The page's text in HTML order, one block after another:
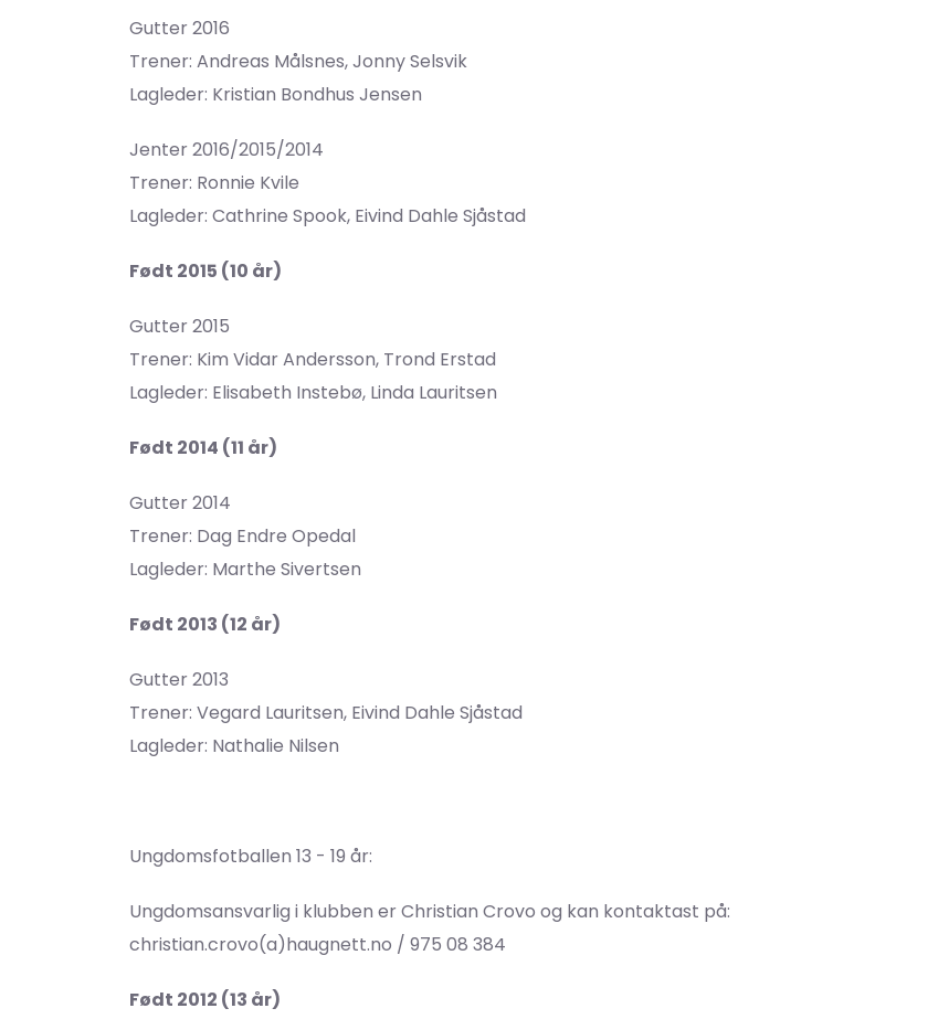
Gutter 2016
Trener: Andreas Målsnes, Jonny Selsvik
Lagleder: Kristian Bondhus Jensen
Jenter 2016/2015/2014
Trener: Ronnie Kvile
Lagleder: Cathrine Spook, Eivind Dahle Sjåstad
Født 2015 (10 år)
Gutter 2015
Trener: Kim Vidar Andersson, Trond Erstad
Lagleder: Elisabeth Instebø, Linda Lauritsen
Født 2014 (11 år)
Gutter 2014
Trener: Dag Endre Opedal
Lagleder: Marthe Sivertsen
Født 2013 (12 år)
Gutter 2013
Trener: Vegard Lauritsen, Eivind Dahle Sjåstad
Lagleder: Nathalie Nilsen
Ungdomsfotballen 13 - 19 år:
Ungdomsansvarlig i klubben er Christian Crovo og kan kontaktast på:
christian.crovo(a)haugnett.no / 975 08 384
Født 2012 (13 år)